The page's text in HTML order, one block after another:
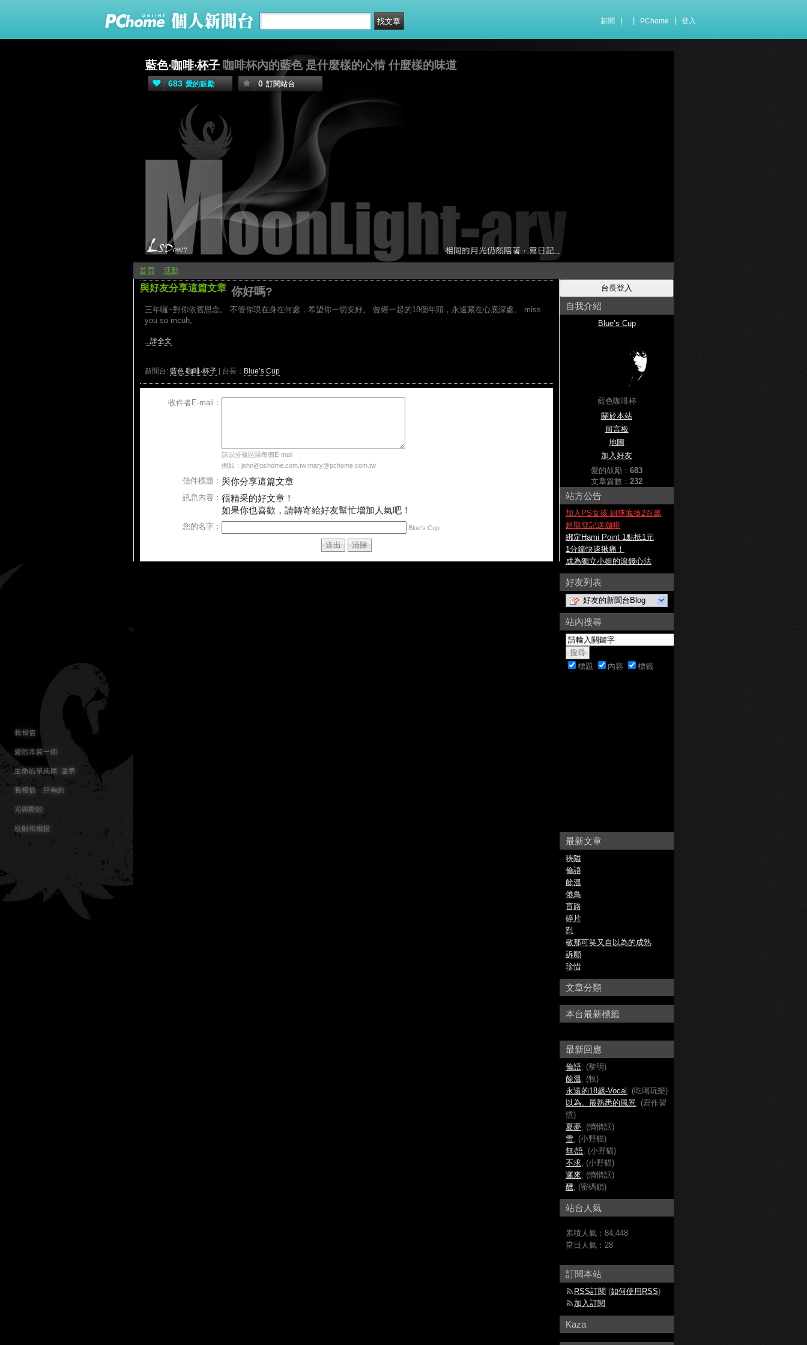
新聞 PChome 登入
藍色‧咖啡‧杯子 咖啡杯內的藍色 是什麼樣的心情 什麼樣的味道
683 愛的鼓勵 0 訂閱站台
首頁 活動
與好友分享這篇文章 你好嗎?
三年囉~對你依舊思念。 不管你現在身在何處，希望你一切安好。 曾經一起的18個年頭，永遠藏在心底深處。 miss
you so mcuh。
...詳全文
新聞台: 藍色‧咖啡‧杯子 | 台長： Blue’s Cup
收件者E-mail：
請以分號區隔每個E-mail
例如：john@pchome.com.tw;mary@pchome.com.tw
信件標題： 與你分享這篇文章
訊息內容： 很精采的好文章！
如果你也喜歡，請轉寄給好友幫忙增加人氣吧！
您的名字： Blue’s Cup
自我介紹
Blue’s Cup
藍色咖啡杯
關於本站
留言板
地圖
加入好友
愛的鼓勵： 683
文章篇數： 232
站方公告
加入PS女孩 組隊瘋搶2百萬
超取登記送咖啡
綁定Hami Point 1點抵1元
1分鐘快速揪痛！
成為獨立小姐的滾錢心法
好友列表
好友的新聞台Blog
站內搜尋
標題 內容 標籤
最新文章
狹隘
倫語
餘溫
倦鳥
盲路
碎片
懟
敬那可笑又自以為的成熟
訴願
珍惜
文章分類
本台最新標籤
最新回應
倫語, (黎明)
餘溫, (牧)
永遠的18歲-Vocal , (吃喝玩樂)
以為。最熟悉的風景, (寫作習
慣)
夏夢, (悄悄話)
雪, (小野貓)
無‧語, (小野貓)
不求, (小野貓)
遲來, (悄悄話)
醺, (密碼鎖)
站台人氣
累積人氣： 84,448
當日人氣： 28
訂閱本站
RSS訂閱 (如何使用RSS)
加入訂閱
Kaza